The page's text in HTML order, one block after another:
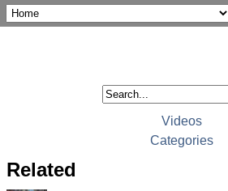
Videos
Categories
Related